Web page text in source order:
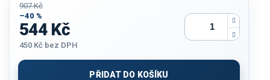
907 Kč
–40 %
544 Kč
450 Kč bez DPH
cena:
PŘIDAT DO KOŠÍKU